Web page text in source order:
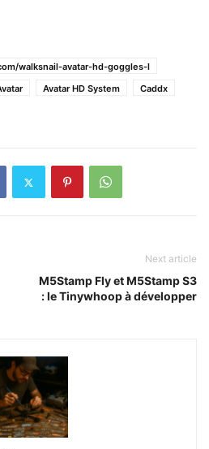
walksnail-avatar-hd-goggles-l
Avatar HD System
Caddx
Next article
M5Stamp Fly et M5Stamp S3
: le Tinywhoop à développer